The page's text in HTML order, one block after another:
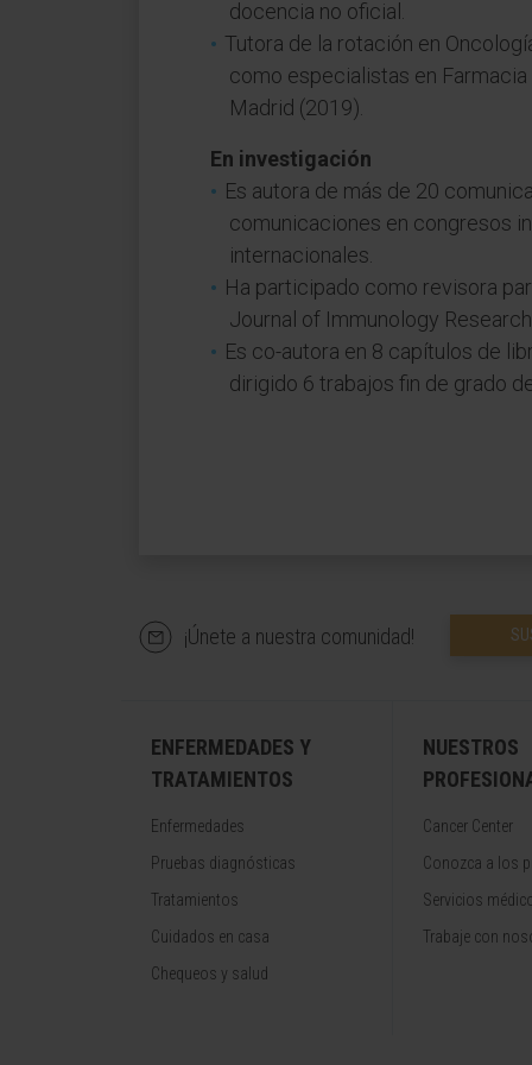
docencia no oficial.
Tutora de la rotación en
como especialistas en
Madrid (2019).
En investigación
Es autora de más de 20
comunicaciones en congresos
internacionales.
Ha participado como revisora
Journal of Immunology
Es co-autora en 8 capítulos de
dirigido 6 trabajos fin de grado
¡Únete a nuestra comunidad!
ENFERMEDADES Y
TRATAMIENTOS
Enfermedades
Pruebas diagnósticas
Tratamientos
Cuidados en casa
Chequeos y salud
NUESTROS
Cancer Center
Conozca a los
Servicios
Trabaje con